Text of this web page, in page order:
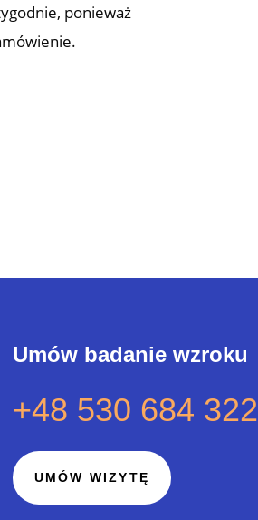
ponieważ
Umów badanie wzroku
+48 530 684 322
UMÓW WIZYTĘ